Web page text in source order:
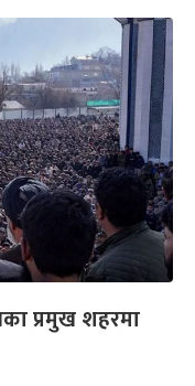
प्रमुख शहरमा